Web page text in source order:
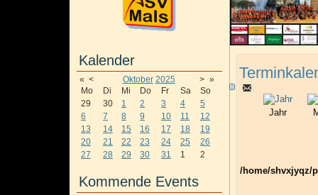
Kalender
« < Oktober 2025 > »
Mo
Di Mi Do Fr Sa
So
29
30 1 2 3 4
5
6
7 8 9 10 11
12
13
14 15 16 17 18
19
20
21 22 23 24 25
26
27
28 29 30 31 1 2
Kommende Events
Jahr
/home/shvxjyqz/